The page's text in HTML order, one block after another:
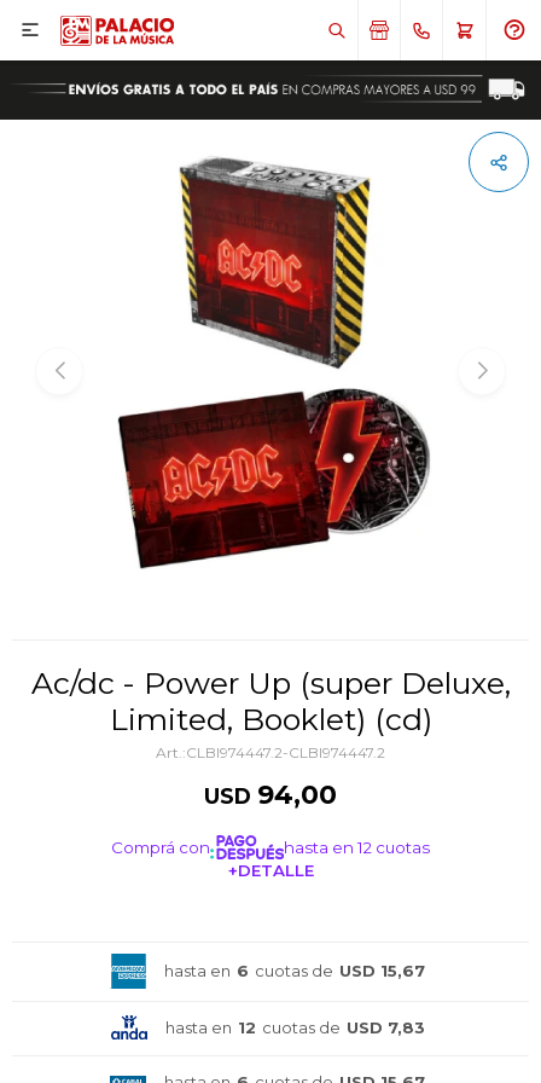

Ac/dc - Power Up (super Deluxe,
Limited, Booklet) (cd)
CLBI974447.2-CLBI974447.2
USD 94,00
Comprá con
hasta en 12 cuotas
+DETALLE
hasta en 6 cuotas de USD 15,67
hasta en 12 cuotas de USD 7,83